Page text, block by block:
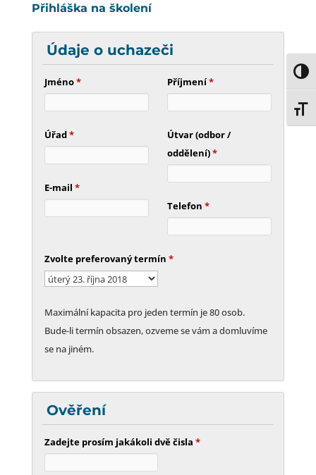
Přihláška na školení
Údaje o uchazeči
Jméno* Příjmení*
Úřad*
Útvar (odbor /
oddělení)*
E-mail*
Telefon*
Zvolte preferovaný termín*
Maximální kapacita pro jeden termín je 80 osob.
Bude-li termín obsazen, ozveme se vám a domluvíme
se na jiném.
Ověření
Zadejte prosím jakákoli dvě čisla*